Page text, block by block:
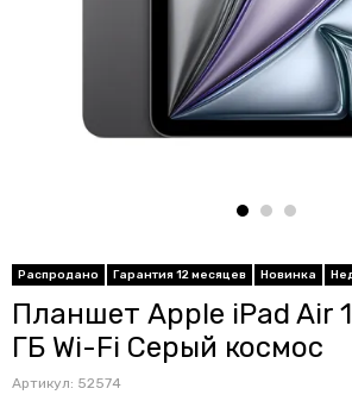
Распродано Гарантия 12 месяцев Новинка
Планшет Apple iPad Air
ГБ Wi-Fi Серый космос
Артикул: 52574